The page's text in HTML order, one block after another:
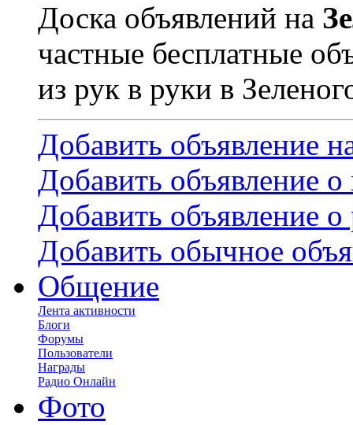
Доска объявлений на
частные бесплатные
из рук в руки в
Добавить объявление
Добавить объявление
Добавить объявление о
Добавить обычное
Общение
Лента активности
Блоги
Форумы
Пользователи
Награды
Радио Онлайн
Фото